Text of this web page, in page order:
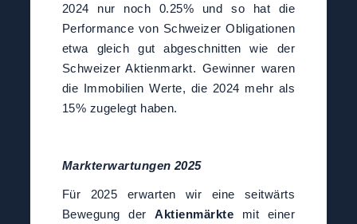
2024 nur noch 0.25% und so hat die
Performance von Schweizer Obligationen
etwa gleich gut abgeschnitten wie der
Schweizer Aktienmarkt. Gewinner waren
die Immobilien Werte, die 2024 mehr als
15% zugelegt haben.
Markterwartungen 2025
Für 2025 erwarten wir eine seitwärts
Bewegung derAktienmärkte mit einer